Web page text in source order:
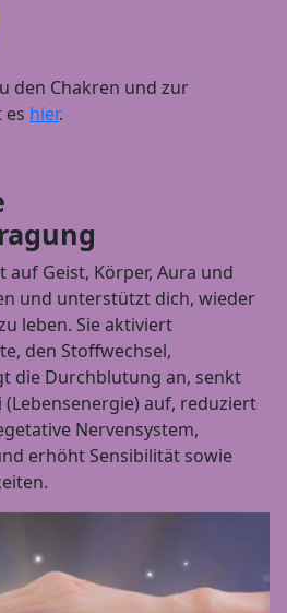
den Chakren und zur
es hier.
Geist, Körper, Aura und
und unterstützt dich, wieder
leben. Sie aktiviert
den Stoffwechsel,
die Durchblutung an, senkt
auf, reduziert
Nervensystem,
erhöht Sensibilität sowie